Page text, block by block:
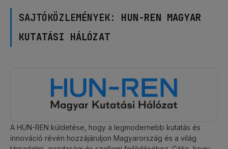
SAJTÓKÖZLEMÉNYEK: HUN-REN MAGYAR
KUTATÁSI HÁLÓZAT
A HUN-REN küldetése, hogy a legmodernebb kutatás és
innováció révén hozzájáruljon Magyarország és a világ